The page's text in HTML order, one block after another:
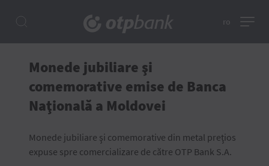
ro
Monede jubiliare şi
comemorative emise de Banca
Naţională a Moldovei
Monede jubiliare şi comemorative din metal preţios
expuse spre comercializare de către OTP Bank S.A.